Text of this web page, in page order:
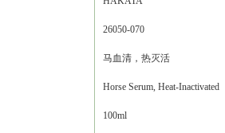
26050-070
马血清，热灭活
Horse Serum, Heat-Inactivated
100ml